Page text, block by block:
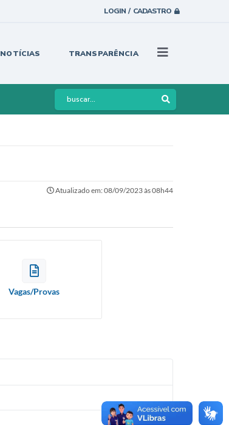
LOGIN / CADASTRO
NOTÍCIAS TRANSPARÊNCIA
Atualizado em: 08/09/2023 às 08h44
Vagas/Provas